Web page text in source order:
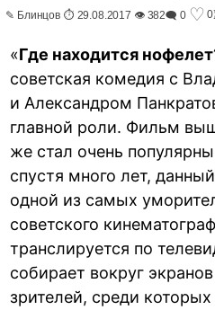
✎ Блинцов ⏱ 29.08.2017 👁 382🗨 0 ♡ 0
«Где находится
советская комедия с
и Александром
главной роли. Фильм
же стал очень
спустя много лет,
одной из самых
советского
транслируется по
собирает вокруг
зрителей, среди